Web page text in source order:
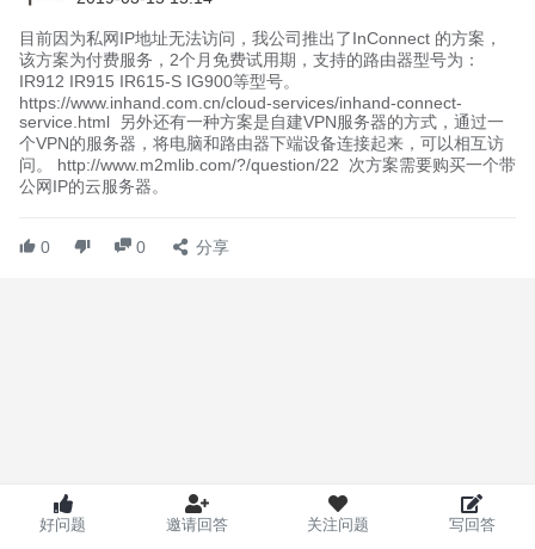
目前因为私网IP地址无法访问，我公司推出了InConnect 的方案，
该方案为付费服务，2个月免费试用期，支持的路由器型号为：
IR912 IR915 IR615-S IG900等型号。
https://www.inhand.com.cn/cloud-services/inhand-connect-
service.html 另外还有一种方案是自建VPN服务器的方式，通过一
个VPN的服务器，将电脑和路由器下端设备连接起来，可以相互访
问。 http://www.m2mlib.com/?/question/22 次方案需要购买一个带
公网IP的云服务器。
0 0 分享
好问题 邀请回答 关注问题 写回答